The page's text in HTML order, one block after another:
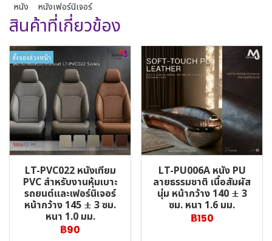
หนัง หนังเฟอร์นิเจอร์
สินค้าที่เกี่ยวข้อง
สั่งจองล่วงหน้า
LT-PVC022 หนังเทียม
PVC สำหรับงานหุ้มเบาะ
รถยนต์และเฟอร์นิเจอร์
หน้ากว้าง 145 ± 3 ซม.
หนา 1.0 มม.
฿90
LT-PU006A หนัง PU
ลายธรรมชาติ เนื้อสัมผัส
นุ่ม หน้ากว้าง 140 ± 3
ซม. หนา 1.6 มม.
฿150